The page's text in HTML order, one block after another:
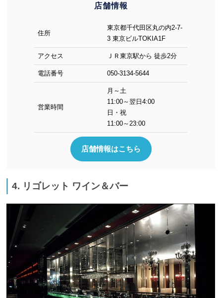
店舗情報
住所
東京都千代田区丸の内2-7-
3 東京ビルTOKIA1F
アクセス ＪＲ東京駅から 徒歩2分
電話番号 050-3134-5644
営業時間
月～土
11:00～翌日4:00
日・祝
11:00～23:00
店舗情報はこちら
4. リゴレット ワイン＆バー